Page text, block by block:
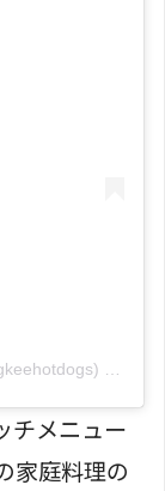
チメニュー
家庭料理の